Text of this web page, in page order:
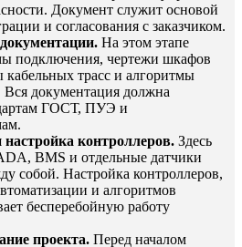
Документ служит основой
и согласования с заказчиком.
На этом этапе
подключения, чертежи шкафов
кабельных трасс и алгоритмы
Вся документация должна
ГОСТ, ПУЭ и
контроллеров. Здесь
BMS и отдельные датчики
собой. Настройка контроллеров,
и алгоритмов
бесперебойную работу
проекта. Перед началом